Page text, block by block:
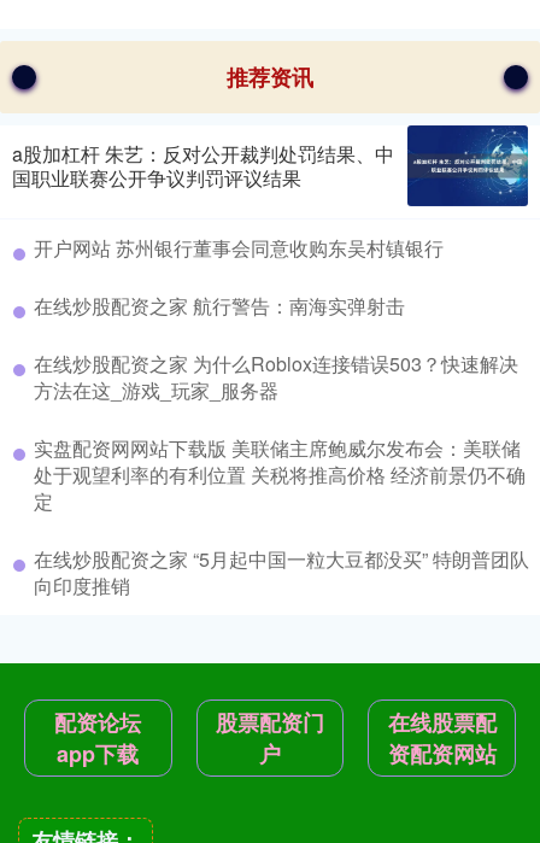
推荐资讯
a股加杠杆 朱艺：反对公开裁判处罚结果、中
国职业联赛公开争议判罚评议结果
开户网站 苏州银行董事会同意收购东吴村镇银行
在线炒股配资之家 航行警告：南海实弹射击
在线炒股配资之家 为什么Roblox连接错误503？快速解决
方法在这_游戏_玩家_服务器
实盘配资网网站下载版 美联储主席鲍威尔发布会：美联储
处于观望利率的有利位置 关税将推高价格 经济前景仍不确
定
在线炒股配资之家 “5月起中国一粒大豆都没买” 特朗普团队
向印度推销
配资论坛
app下载
股票配资门
户
在线股票配
资配资网站